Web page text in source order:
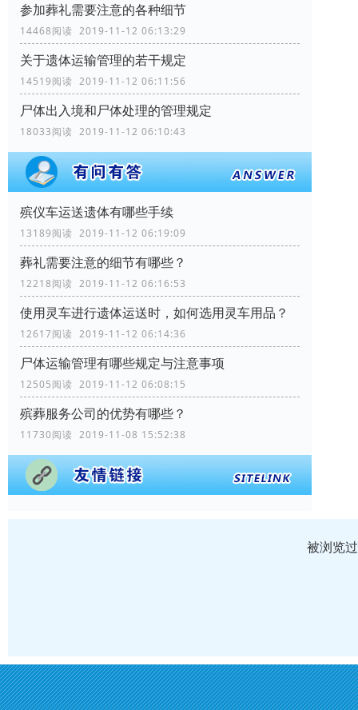
参加葬礼需要注意的各种细节
14468阅读 2019-11-12 06:13:29
关于遗体运输管理的若干规定
14519阅读 2019-11-12 06:11:56
尸体出入境和尸体处理的管理规定
18033阅读 2019-11-12 06:10:43
殡仪车运送遗体有哪些手续
13189阅读 2019-11-12 06:19:09
葬礼需要注意的细节有哪些？
12218阅读 2019-11-12 06:16:53
使用灵车进行遗体运送时，如何选用灵车用品？
12617阅读 2019-11-12 06:14:36
尸体运输管理有哪些规定与注意事项
12505阅读 2019-11-12 06:08:15
殡葬服务公司的优势有哪些？
11730阅读 2019-11-08 15:52:38
被浏览